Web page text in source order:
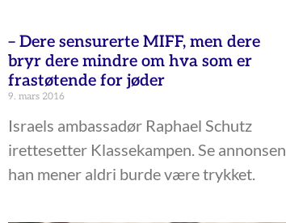
– Dere sensurerte MIFF, men dere
bryr dere mindre om hva som er
frastøtende for jøder
9. mars 2016
Israels ambassadør Raphael Schutz
irettesetter Klassekampen. Se annonsen
han mener aldri burde være trykket.